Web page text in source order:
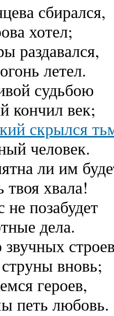
сбирался,
хотел;
раздавался,
летел.
судьбою
кончил век;
скрылся
человек.
ли им
хвала!
позабудет
дела.
вновь;
героев,
петь любовь.